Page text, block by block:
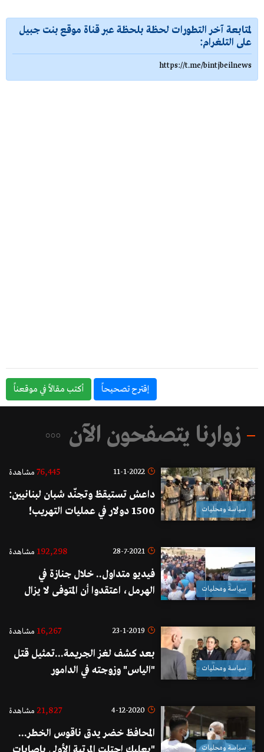
لمتابعة آخر التطورات لحظة بلحظة عبر قناة موقع بنت جبيل
على التلغرام:
https://t.me/bintjbeilnews
إقترح تصحيحاً أكتب مقالاً في موقعناً
زوارنا يتصفحون الآن
سياسة ومحليات
11-1-2022
76,445 مشاهدة
داعش تستيقظ وتجنّد شبان لبنانيين:
1500 دولار في عمليات التهريب!
سياسة ومحليات
28-7-2021
192,298 مشاهدة
فيديو متداول.. خلال جنازة في
الهرمل، اعتقدوا أن المتوفى لا يزال
سياسة ومحليات
23-1-2019
16,267 مشاهدة
بعد كشف لغز الجريمة...تمثيل قتل
"الياس" وزوجته في الدامور
سياسة ومحليات
4-12-2020
21,827 مشاهدة
المحافظ خضر يدق ناقوس الخطر...